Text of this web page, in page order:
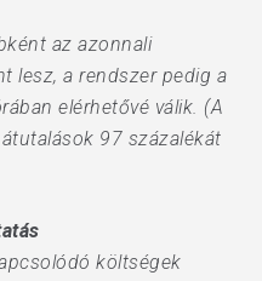
az azonnali
lesz, a rendszer pedig a
elérhetővé válik. (A
97 százalékát
költségek